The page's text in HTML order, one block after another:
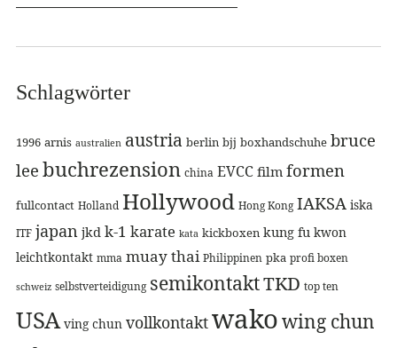
Schlagwörter
1996 arnis australien austria berlin bjj boxhandschuhe bruce
lee buchrezension china EVCC film formen
fullcontact Holland Hollywood Hong Kong IAKSA iska
ITF japan jkd k-1 karate kata kickboxen kung fu kwon
leichtkontakt mma muay thai Philippinen pka profi boxen
schweiz selbstverteidigung semikontaktTKD top ten
USA ving chun vollkontaktwakowing chun